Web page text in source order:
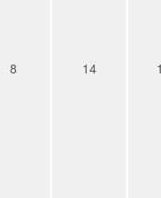
8 14